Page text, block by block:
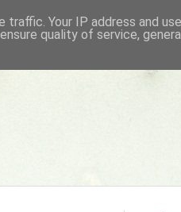
Your IP address and
quality of service,